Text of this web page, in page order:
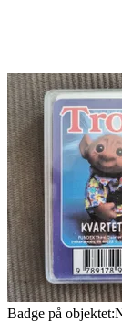
Badge på objektet: